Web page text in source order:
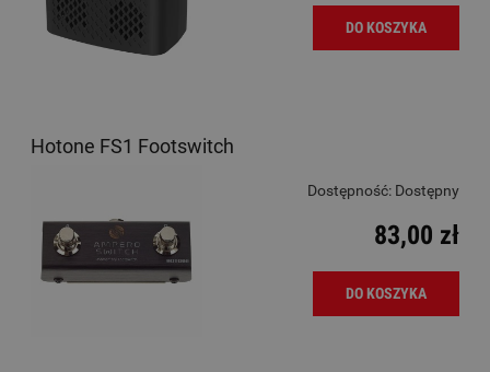
DO KOSZYKA
Hotone FS1 Footswitch
Dostępność: Dostępny
83,00 zł
DO KOSZYKA